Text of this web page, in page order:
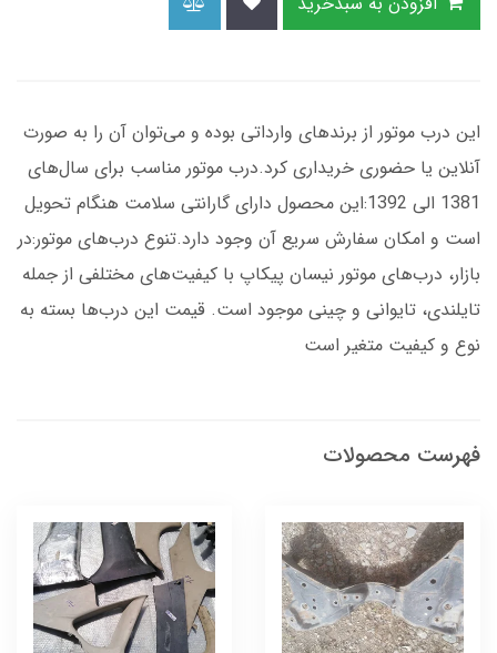
این درب موتور از برندهای وارداتی بوده و می‌توان آن را به صورت
آنلاین یا حضوری خریداری کرد.درب موتور مناسب برای سال‌های
1381 الی 1392:این محصول دارای گارانتی سلامت هنگام تحویل
است و امکان سفارش سریع آن وجود دارد.تنوع درب‌های موتور:در
بازار، درب‌های موتور نیسان پیکاپ با کیفیت‌های مختلفی از جمله
تایلندی، تایوانی و چینی موجود است. قیمت این درب‌ها بسته به
نوع و کیفیت متغیر است
فهرست محصولات